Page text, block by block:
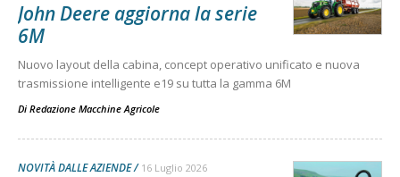
John Deere aggiorna la serie
6M
Nuovo layout della cabina, concept operativo unificato e nuova
trasmissione intelligente e19 su tutta la gamma 6M
Di Redazione Macchine Agricole
NOVITÀ DALLE AZIENDE 16 Luglio 2026